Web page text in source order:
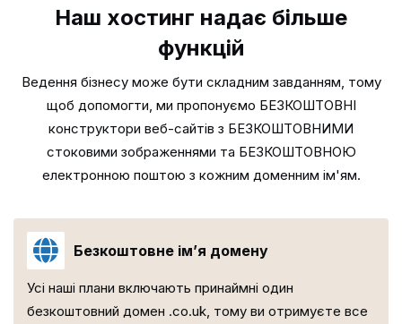
Наш хостинг надає більше
функцій
Ведення бізнесу може бути складним завданням, тому
щоб допомогти, ми пропонуємо БЕЗКОШТОВНІ
конструктори веб-сайтів з БЕЗКОШТОВНИМИ
стоковими зображеннями та БЕЗКОШТОВНОЮ
електронною поштою з кожним доменним ім'ям.
Безкоштовне ім’я домену
Усі наші плани включають принаймні один
безкоштовний домен .co.uk, тому ви отримуєте все